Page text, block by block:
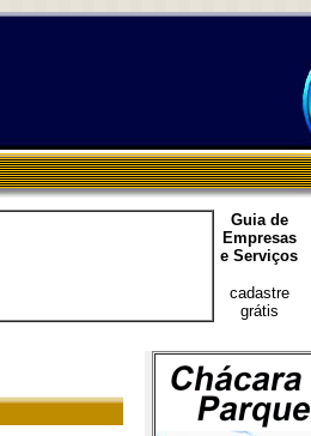
Guia de
Empresas
e Serviços
cadastre
grátis